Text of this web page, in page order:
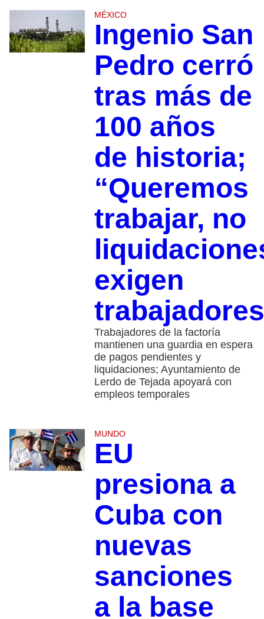
MÉXICO
Ingenio San
Pedro cerró
tras más de
100 años
de historia;
“Queremos
trabajar, no
exigen
trabajadores
Trabajadores de la factoría
mantienen una guardia en espera
de pagos pendientes y
liquidaciones; Ayuntamiento de
Lerdo de Tejada apoyará con
empleos temporales
MUNDO
EU
presiona a
Cuba con
nuevas
sanciones
a la base